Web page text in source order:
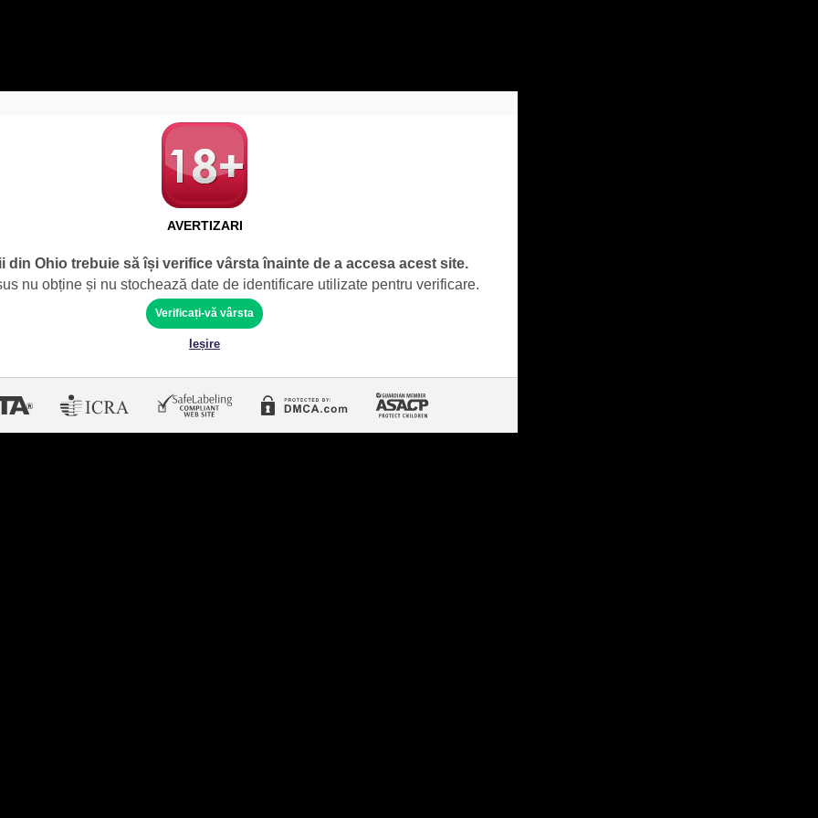
AVERTIZARI
din Ohio trebuie să își verifice vârsta înainte de a accesa acest site.
nu obține și nu stochează date de identificare utilizate pentru verificare.
Verificați-vă vârsta
Ieșire